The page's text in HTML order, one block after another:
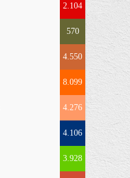
2.104
570
4.550
8.099
4.276
4.106
3.928